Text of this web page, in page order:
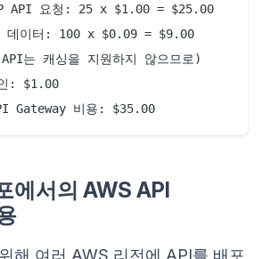
API 요청: 25 x $1.00 = $25.00
데이터: 100 x $0.09 = $9.00
는 캐싱을 지원하지 않으므로)
: $1.00
에서의 AWS API
해 여러 AWS 리전에 API를 배포